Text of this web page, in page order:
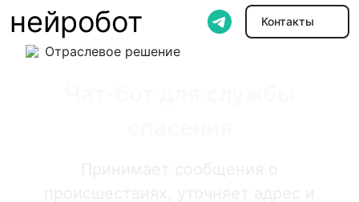
нейробот Контакты
Отраслевое решение